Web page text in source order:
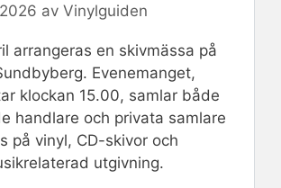
av Vinylguiden
arrangeras en skivmässa på
Evenemanget,
klockan 15.00, samlar både
handlare och privata samlare
på vinyl, CD-skivor och
utgivning.